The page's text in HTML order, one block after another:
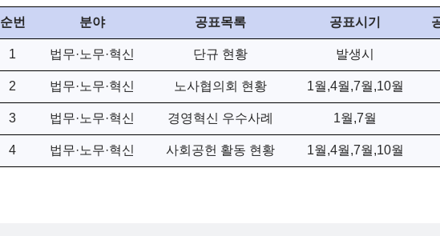
순번 분야 공표목록 공표시기
1 법무·노무·혁신 단규 현황 발생시
2 법무·노무·혁신 노사협의회 현황 1월,4월,7월,10월
3 법무·노무·혁신 경영혁신 우수사례 1월,7월
4 법무·노무·혁신 사회공헌 활동 현황 1월,4월,7월,10월